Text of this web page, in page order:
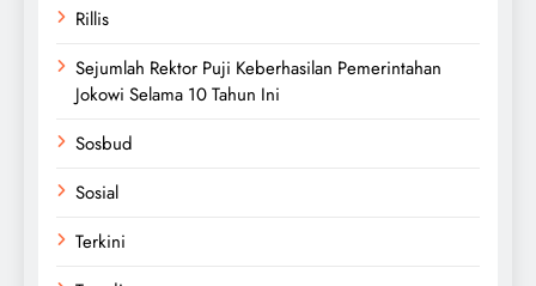
Rillis
Sejumlah Rektor Puji Keberhasilan Pemerintahan
Jokowi Selama 10 Tahun Ini
Sosbud
Sosial
Terkini